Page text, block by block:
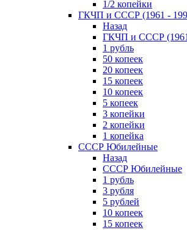
1/2 копейки
ГКЧП и СССР (1961 -
Назад
ГКЧП и СССР
1 рубль
50 копеек
20 копеек
15 копеек
10 копеек
5 копеек
3 копейки
2 копейки
1 копейка
СССР Юбилейные
Назад
СССР Юбилейные
1 рубль
3 рубля
5 рублей
10 копеек
15 копеек